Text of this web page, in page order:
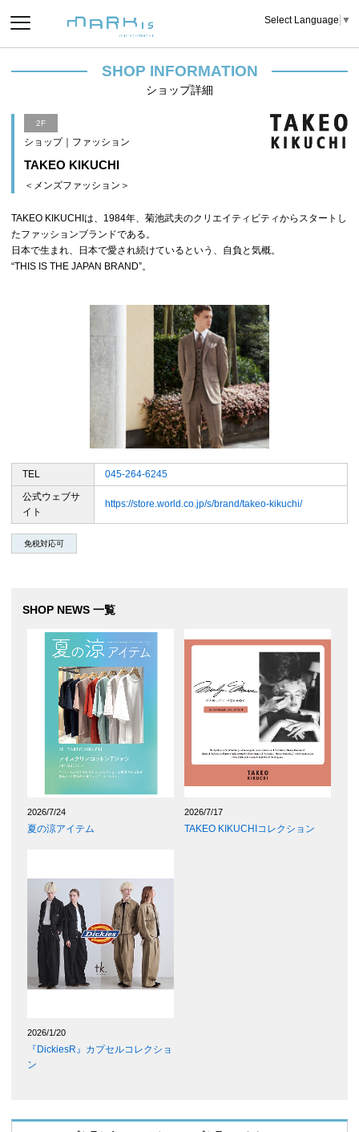
Select Language ▼
SHOP INFORMATION
ショップ詳細
2F
ショップ｜ファッション
TAKEO KIKUCHI
＜メンズファッション＞
TAKEO KIKUCHIは、1984年、菊池武夫のクリエイティビティからスタートし
たファッションブランドである。
日本で生まれ、日本で愛され続けているという、自負と気概。
“THIS IS THE JAPAN BRAND”。
TEL
045-264-6245
公式ウェブサ
イト
https://store.world.co.jp/s/brand/takeo-kikuchi/
免税対応可
SHOP NEWS 一覧
2026/7/24
夏の涼アイテム
2026/7/17
TAKEO KIKUCHIコレクション
2026/1/20
『DickiesR』カプセルコレクショ
ン